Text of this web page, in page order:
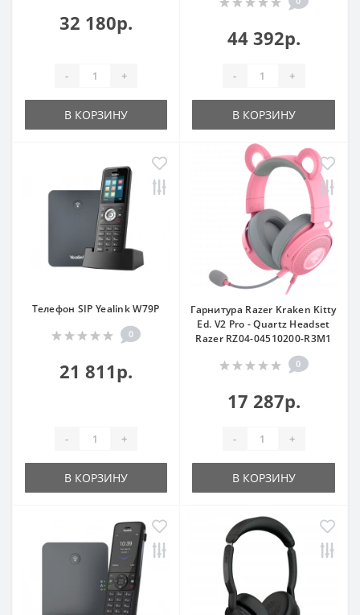
32 180р.
- +
В КОРЗИНУ
44 392р.
- +
В КОРЗИНУ
Телефон SIP Yealink W79P
0
21 811р.
- +
В КОРЗИНУ
Гарнитура Razer Kraken Kitty
Ed. V2 Pro - Quartz Headset
Razer RZ04-04510200-R3M1
0
17 287р.
- +
В КОРЗИНУ